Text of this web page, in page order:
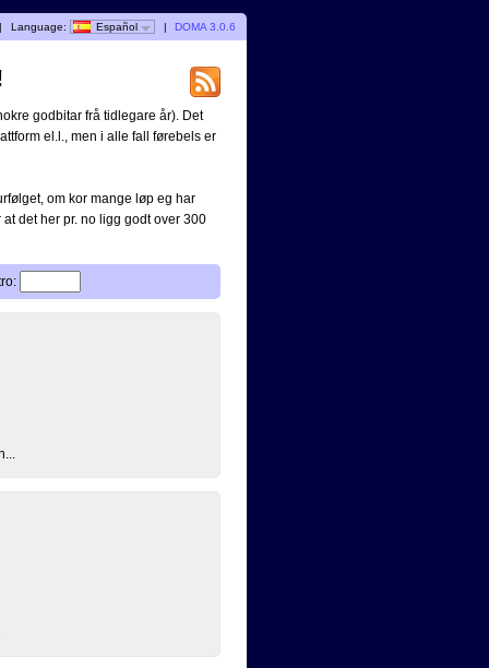
| Language: Español | DOMA 3.0.6
godbitar frå tidlegare år). Det
el.l., men i alle fall førebels er
om kor mange løp eg har
det her pr. no ligg godt over 300